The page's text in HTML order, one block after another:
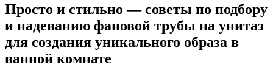
Просто и стильно — советы по подбору
и надеванию фановой трубы на унитаз
для создания уникального образа в
ванной комнате